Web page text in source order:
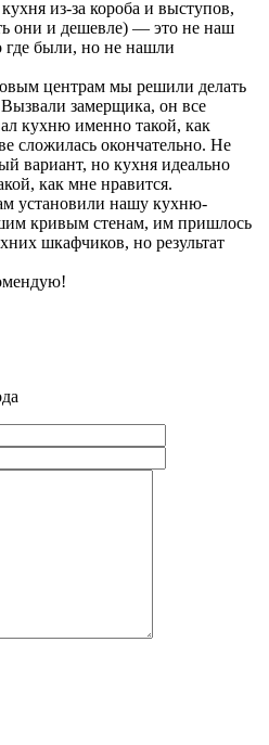
из-за короба и выступов,
они и дешевле) — это не наш
были, но не нашли
центрам мы решили делать
замерщика, он все
кухню именно такой, как
сложилась окончательно. Не
вариант, но кухня идеально
как мне нравится.
установили нашу кухню-
кривым стенам, им пришлось
шкафчиков, но результат